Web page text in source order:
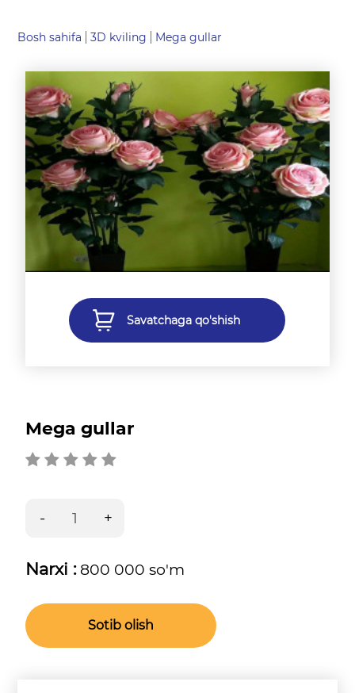
Bosh sahifa 3D kviling Mega gullar
Savatchaga qo'shish
Mega gullar
Narxi :800 000 so'm
Sotib olish